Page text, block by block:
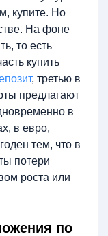
купите. Но
На фоне
то есть
купить
, третью в
предлагают
в
в евро,
тем, что в
потери
роста или
по